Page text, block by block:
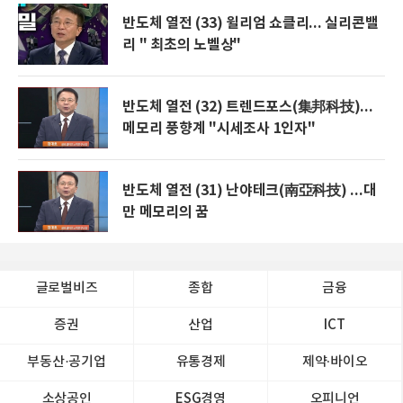
반도체 열전 (33) 윌리엄 쇼클리... 실리콘밸
리 " 최초의 노벨상"
반도체 열전 (32) 트렌드포스(集邦科技)...
메모리 풍향계 "시세조사 1인자"
반도체 열전 (31) 난야테크(南亞科技) ...대
만 메모리의 꿈
글로벌비즈 종합 금융
증권 산업 ICT
부동산·공기업 유통경제 제약∙바이오
소상공인 ESG경영 오피니언